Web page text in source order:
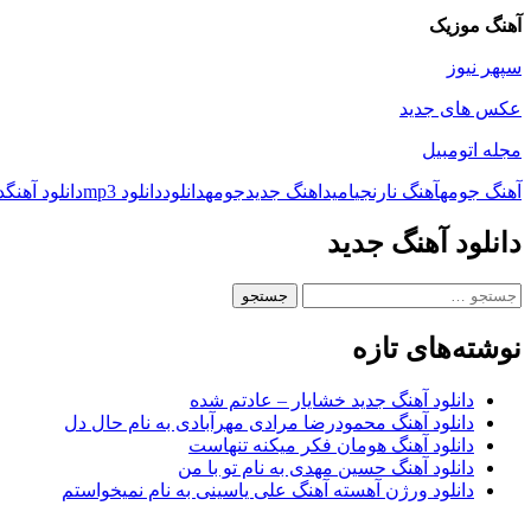
آهنگ موزیک
سپهر نیوز
عکس های جدید
مجله اتومبیل
آهنگ جومهآهنگ نارنجیامید اهنگ جدیدجومهدانلوددانلود mp3 دانلود آهنگ
دانلود آهنگ جدید
جستجو
نوشته‌های تازه
دانلود آهنگ جدید خشایار – عادتم شده
دانلود آهنگ محمودرضا مرادی مهرآبادی به نام حال دل
دانلود آهنگ هومان فکر میکنه تنهاست
دانلود آهنگ حسین مهدی به نام تو با من
دانلود ورژن آهسته آهنگ علی یاسینی به نام نمیخواستم